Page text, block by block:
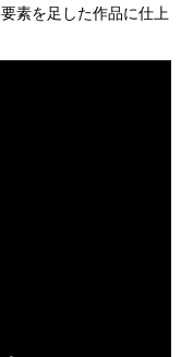
素を足した作品に仕上